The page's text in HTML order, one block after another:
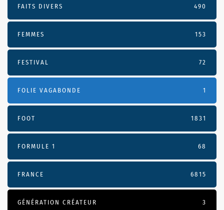
FAITS DIVERS 490
FEMMES 153
FESTIVAL 72
FOLIE VAGABONDE 1
FOOT 1831
FORMULE 1 68
FRANCE 6815
GÉNÉRATION CRÉATEUR 3